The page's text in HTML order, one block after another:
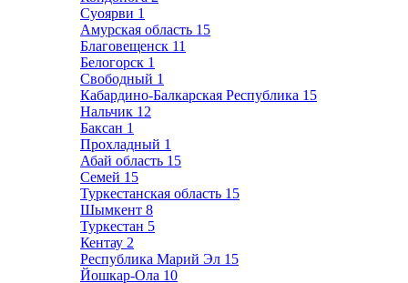
Суоярви 1
Амурская область 15
Благовещенск 11
Белогорск 1
Свободный 1
Кабардино-Балкарская Республика 15
Нальчик 12
Баксан 1
Прохладный 1
Абай область 15
Семей 15
Туркестанская область 15
Шымкент 8
Туркестан 5
Кентау 2
Республика Марий Эл 15
Йошкар-Ола 10